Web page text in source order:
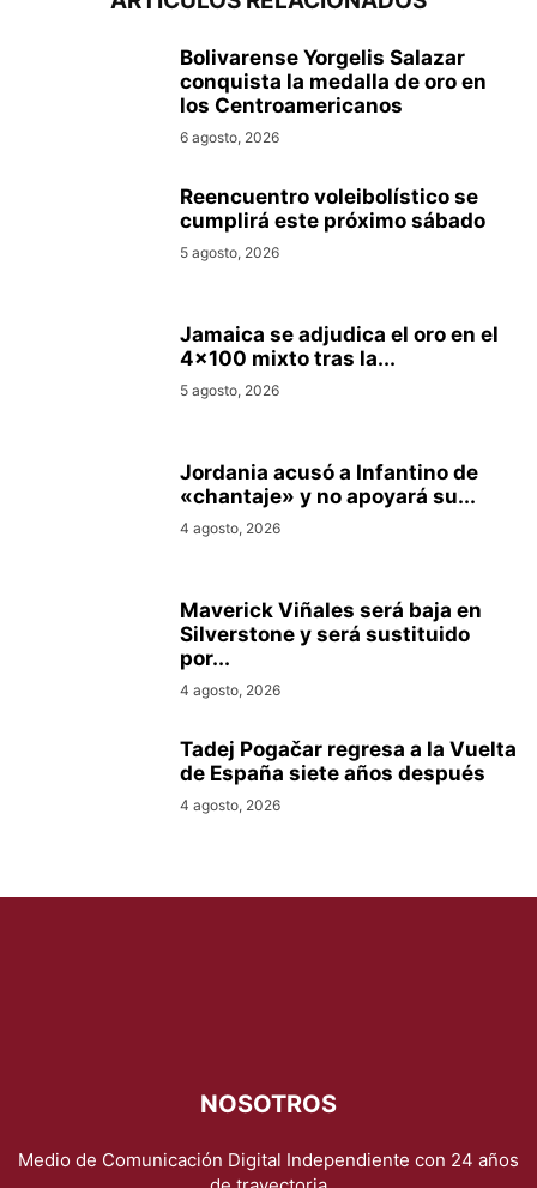
Bolivarense Yorgelis Salazar
conquista la medalla de oro en
los Centroamericanos
6 agosto, 2026
Reencuentro voleibolístico se
cumplirá este próximo sábado
5 agosto, 2026
Jamaica se adjudica el oro en el
4×100 mixto tras la...
5 agosto, 2026
Jordania acusó a Infantino de
«chantaje» y no apoyará su...
4 agosto, 2026
Maverick Viñales será baja en
Silverstone y será sustituido
por...
4 agosto, 2026
Tadej Pogačar regresa a la Vuelta
de España siete años después
4 agosto, 2026
NOSOTROS
Medio de Comunicación Digital Independiente con 24 años